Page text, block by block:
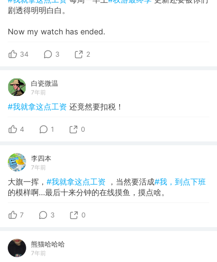
剧透得明明白白。
Now my watch has ended.
34 3 2
白瓷微温
7年前
#我就拿这点工资 还竟然要扣税！
4 1 0
李四本
7年前
大旗一挥， #我就拿这点工资 ，当然要活成#我，到点下班
的模样啊…最后十来分钟的在线摸鱼，摸点啥。
7 3 0
熊猫哈哈哈
7年前